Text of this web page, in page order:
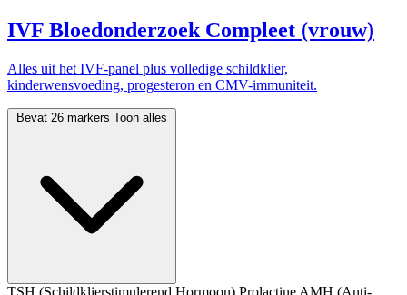
IVF Bloedonderzoek Compleet (vrouw)
Alles uit het IVF-panel plus volledige schildklier,
kinderwensvoeding, progesteron en CMV-immuniteit.
Bevat 26 markers Toon alles
TSH (Schildklierstimulerend Hormoon) Prolactine AMH (Anti-